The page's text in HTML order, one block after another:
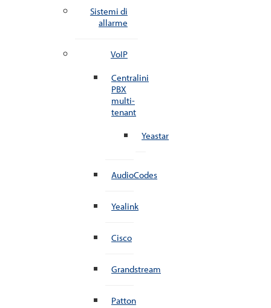
Sistemi di
allarme
VoIP
Centralini
PBX
multi-
tenant
Yeastar
AudioCodes
Yealink
Cisco
Grandstream
Patton